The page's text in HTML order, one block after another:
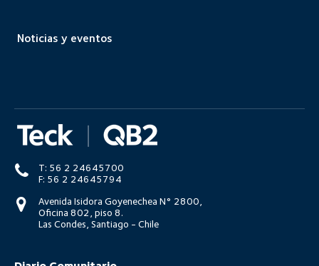
Noticias y eventos
T: 56 2 24645700
F: 56 2 24645794
Avenida Isidora Goyenechea N° 2800,
Oficina 802, piso 8.
Las Condes, Santiago - Chile